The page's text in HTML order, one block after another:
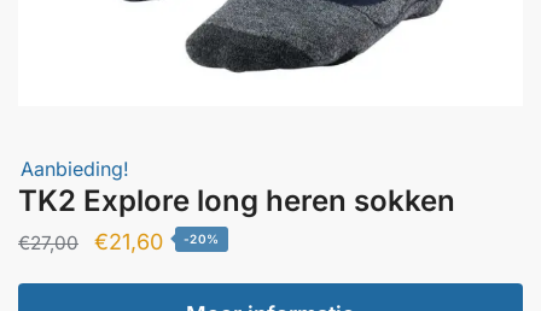
Aanbieding!
TK2 Explore long heren sokken
€27,00
Oorspronkelijke
€21,60Huidige
-20%